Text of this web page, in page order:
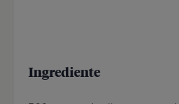
Ingrediente